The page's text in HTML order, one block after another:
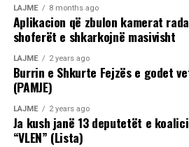
LAJME 8 months ago
Aplikacion që zbulon kamerat
shoferët e shkarkojnë masivisht
LAJME 2 years ago
Burrin e Shkurte Fejzës e godet
(PAMJE)
LAJME 2 years ago
Ja kush janë 13 deputetët e
“VLEN” (Lista)